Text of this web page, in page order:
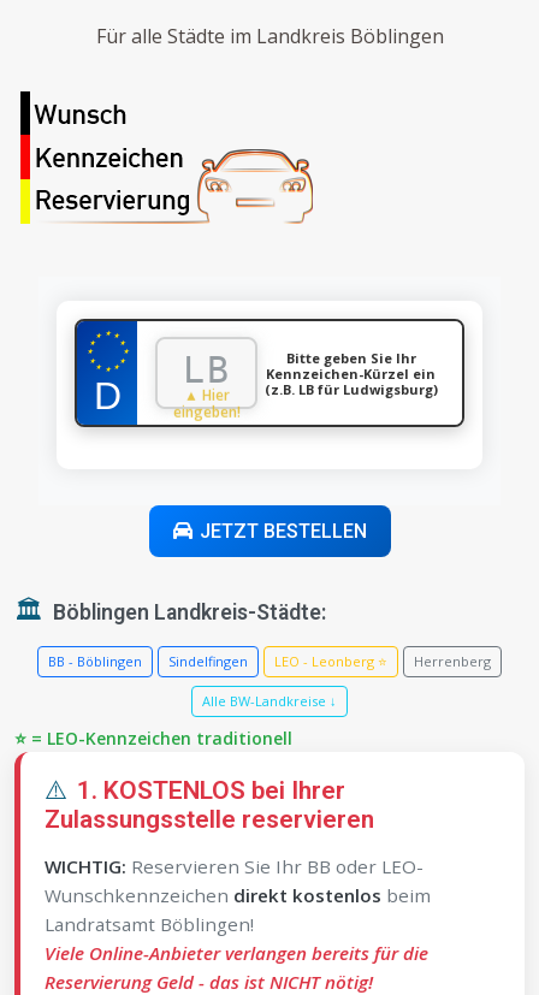
Für alle Städte im Landkreis Böblingen
★ ★
★
★
★
★
★
★
★
★
★
★
▲ Hier
eingeben!
Bitte geben Sie Ihr
Kennzeichen-Kürzel ein
(z.B. LB für Ludwigsburg)
JETZT BESTELLEN
🏛️ Böblingen Landkreis-Städte:
BB - Böblingen Sindelfingen LEO - Leonberg ⭐ Herrenberg
Alle BW-Landkreise ↓
⭐ = LEO-Kennzeichen traditionell
⚠️ 1. KOSTENLOS bei Ihrer
Zulassungsstelle reservieren
WICHTIG: Reservieren Sie Ihr BB oder LEO-
Wunschkennzeichen direkt kostenlos beim
Landratsamt Böblingen!
Viele Online-Anbieter verlangen bereits für die
Reservierung Geld - das ist NICHT nötig!